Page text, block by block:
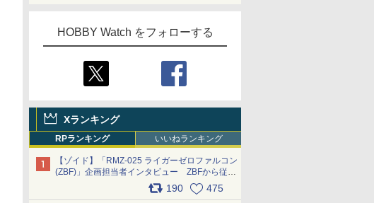
HOBBY Watch をフォローする
Xランキング
RPランキング いいねランキング
【ゾイド】「RMZ-025 ライガーゼロファルコン
(ZBF)」企画担当者インタビュー ZBFから従来
デザインまで再現可能なボリューム満点のキッ
ト pic.x.com/6zOqQAQKkX
190 475